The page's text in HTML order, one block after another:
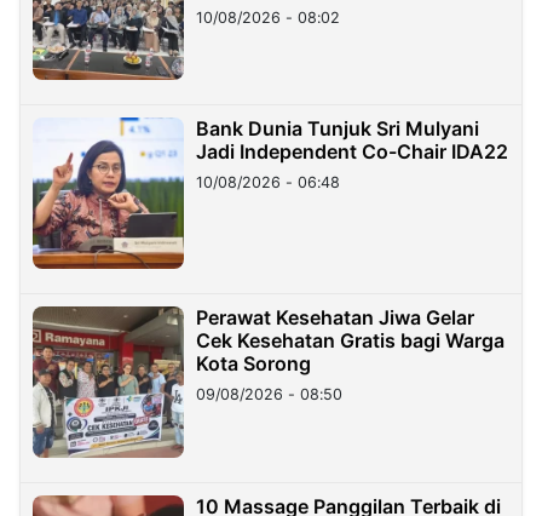
10/08/2026 - 08:02
Bank Dunia Tunjuk Sri Mulyani
Jadi Independent Co-Chair IDA22
10/08/2026 - 06:48
Perawat Kesehatan Jiwa Gelar
Cek Kesehatan Gratis bagi Warga
Kota Sorong
09/08/2026 - 08:50
10 Massage Panggilan Terbaik di